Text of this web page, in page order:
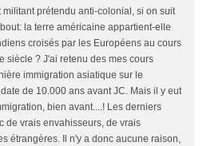
militant prétendu anti-colonial, si on suit
la terre américaine appartient-elle
croisés par les Européens au cours
siècle ? J'ai retenu des mes cours
immigration asiatique sur le
de 10.000 ans avant JC. Mais il y eut
bien avant....! Les derniers
de vrais envahisseurs, de vrais
étrangères. Il n'y a donc aucune raison,